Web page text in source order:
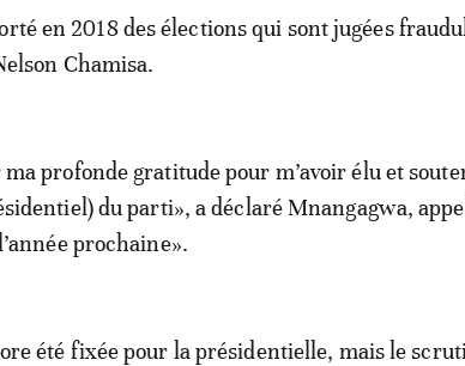
en 2018 des élections qui sont jugées
Chamisa.
profonde gratitude pour m’avoir élu et
du parti», a déclaré Mnangagwa,
prochaine».
été fixée pour la présidentielle, mais le